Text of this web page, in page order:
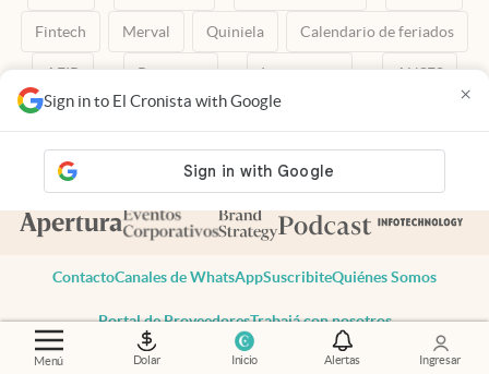
Menú Dolar Inicio Alertas Ingresar
Sign in to El Cronista with Google ×
Fintech Merval Quiniela Calendario de feriados
AFIP Paritarias Inversiones ANSES
ContactoCanales de WhatsAppSuscribiteQuiénes Somos
Portal de ProveedoresTrabajá con nosotros
Copyright 2025 cronista.com